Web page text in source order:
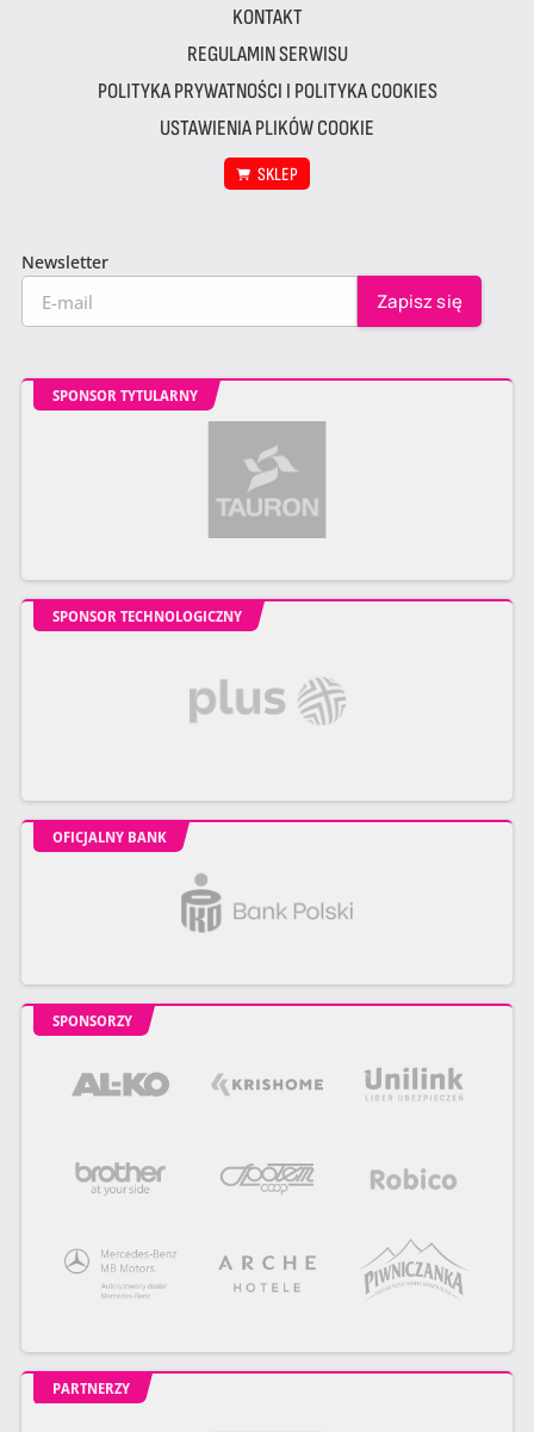
KONTAKT
REGULAMIN SERWISU
POLITYKA PRYWATNOŚCI I POLITYKA COOKIES
USTAWIENIA PLIKÓW COOKIE
SKLEP
Newsletter
SPONSOR TYTULARNY
SPONSOR TECHNOLOGICZNY
OFICJALNY BANK
SPONSORZY
PARTNERZY